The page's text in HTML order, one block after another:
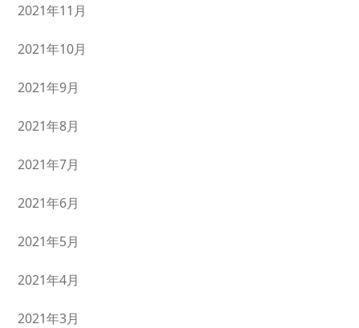
2021年11月
2021年10月
2021年9月
2021年8月
2021年7月
2021年6月
2021年5月
2021年4月
2021年3月